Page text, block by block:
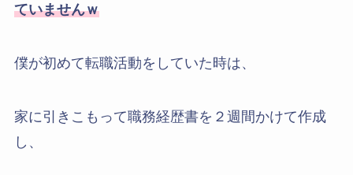
ていませんｗ
僕が初めて転職活動をしていた時は、
家に引きこもって職務経歴書を２週間かけて作成
し、